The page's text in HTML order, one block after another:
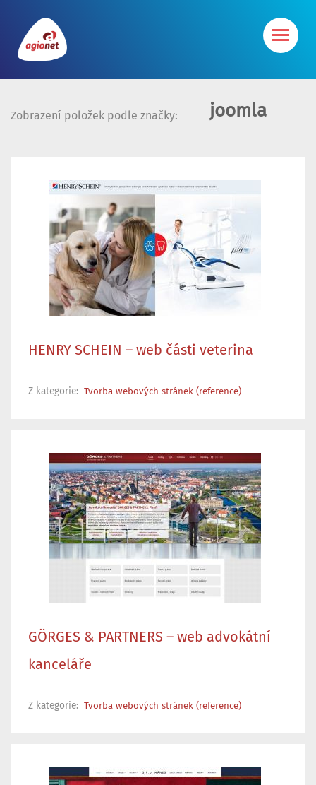
Zobrazení položek podle značky: joomla
HENRY SCHEIN – web části veterina
Z kategorie: Tvorba webových stránek (reference)
GÖRGES & PARTNERS – web advokátní
kanceláře
Z kategorie: Tvorba webových stránek (reference)